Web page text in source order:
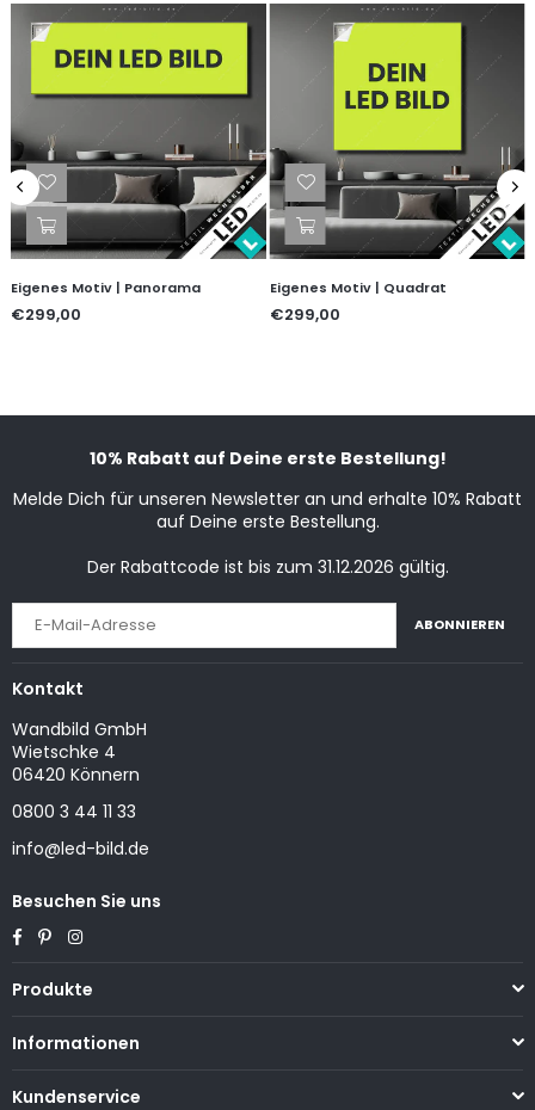
Eigenes Motiv | Panorama
€299,00
Eigenes Motiv | Quadrat
€299,00
10% Rabatt auf Deine erste Bestellung!
Melde Dich für unseren Newsletter an und erhalte 10% Rabatt
auf Deine erste Bestellung.
Der Rabattcode ist bis zum 31.12.2026 gültig.
ABONNIEREN
Kontakt
Wandbild GmbH
Wietschke 4
06420 Könnern
0800 3 44 11 33
info@led-bild.de
Besuchen Sie uns
Facebook
PinterestInstagram
Produkte
Informationen
Kundenservice